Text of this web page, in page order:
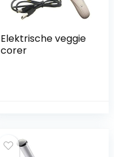
Elektrische veggie
corer